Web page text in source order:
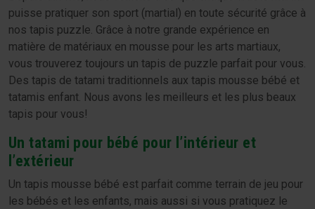
puisse pratiquer son sport (martial) en toute sécurité grâce à
nos tapis puzzle. Grâce à notre grande expérience en
matière de matériaux en mousse pour les arts martiaux,
vous trouverez toujours un tapis de puzzle parfait pour vous.
Des tapis de tatami traditionnels aux tapis mousse bébé et
tatamis enfant. Nous avons les meilleurs et les plus beaux
tapis pour vous!
Un tatami pour bébé pour l’intérieur et
l’extérieur
Un tapis mousse bébé est parfait comme terrain de jeu pour
les bébés et les enfants, mais aussi si vous pratiquez le